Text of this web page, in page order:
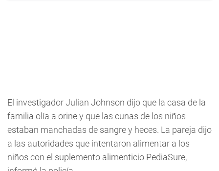
El investigador Julian Johnson dijo que la casa de la
familia olía a orine y que las cunas de los niños
estaban manchadas de sangre y heces. La pareja dijo
a las autoridades que intentaron alimentar a los
niños con el suplemento alimenticio PediaSure,